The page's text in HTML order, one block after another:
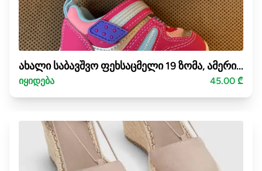
ახალი საბავშვო ფეხსაცმელი 19 ზომა, ამერიკიდან
იყიდება 45.00 ₾